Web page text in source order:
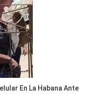
En La Habana Ante